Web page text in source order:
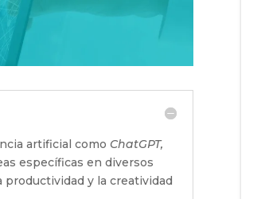
artificial como ChatGPT,
específicas en diversos
y la creatividad